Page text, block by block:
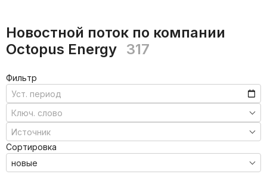
Новостной поток по компании
Octopus Energy 317
Фильтр
Сортировка